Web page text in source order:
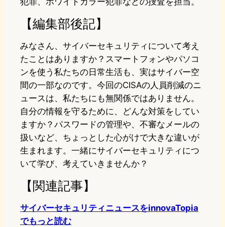
【編集部後記】
みなさん、サイバーセキュリティについて考え
たことはありますか？スマートフォンやパソコ
ンを使う私たちの日常生活も、実はサイバー空
間の一部なのです。今回のCISAの人員削減のニ
ュースは、私たちにも無関係ではありません。
自分の情報を守るために、どんな対策をしてい
ますか？パスワードの管理や、不審なメールの
扱いなど、ちょっとした心がけで大きな違いが
生まれます。一緒にサイバーセキュリティにつ
いて学び、考えていきませんか？
【関連記事】
サイバーセキュリティニュースをinnovaTopia
でもっと読む